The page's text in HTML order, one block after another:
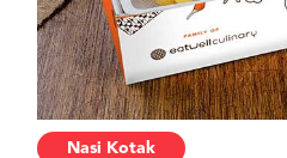
Nasi Kotak